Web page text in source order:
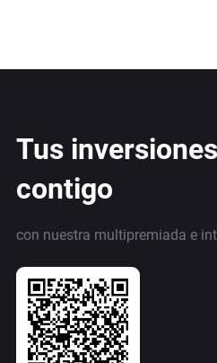
Tus
contigo
con nuestra multipremiada e